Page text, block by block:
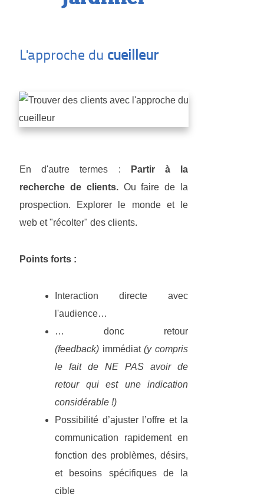
L'approche du cueilleur
En d'autre termes :
Partir à la
recherche de clients.Ou faire de la
prospection. Explorer le monde et le
web et "récolter" des clients.
Points forts :
Interaction directe avec
l'audience…
… donc retour
(feedback) immédiat(y compris
le fait de NE PAS avoir de
retour qui est une indication
considérable !)
Possibilité d’ajuster l’offre et la
communication rapidement en
fonction des problèmes, désirs,
et besoins spécifiques de la
cible